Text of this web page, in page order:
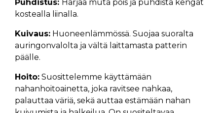
Puhdistus: Harjaa muta pois ja puhdista kengät
kostealla liinalla.
Kuivaus: Huoneenlämmössä. Suojaa suoralta
auringonvalolta ja vältä laittamasta patterin
päälle.
Hoito: Suosittelemme käyttämään
nahanhoitoainetta, joka ravitsee nahkaa,
palauttaa väriä, sekä auttaa estämään nahan